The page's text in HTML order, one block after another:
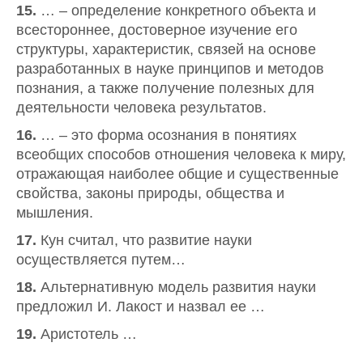
15. … – определение конкретного объекта и
всестороннее, достоверное изучение его
структуры, характеристик, связей на основе
разработанных в науке принципов и методов
познания, а также получение полезных для
деятельности человека результатов.
16. … – это форма осознания в понятиях
всеобщих способов отношения человека к миру,
отражающая наиболее общие и существенные
свойства, законы природы, общества и
мышления.
17. Кун считал, что развитие науки
осуществляется путем…
18. Альтернативную модель развития науки
предложил И. Лакост и назвал ее …
19. Аристотель …